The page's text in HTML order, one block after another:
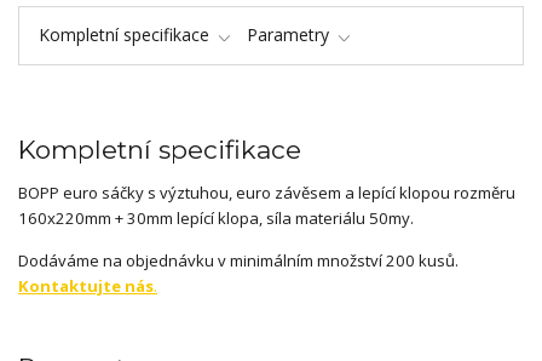
Kompletní specifikace Parametry
Kompletní specifikace
BOPP euro sáčky s výztuhou, euro závěsem a lepící klopou rozměru
160x220mm + 30mm lepící klopa, síla materiálu 50my.
Dodáváme na objednávku v minimálním množství 200 kusů.
Kontaktujte nás.